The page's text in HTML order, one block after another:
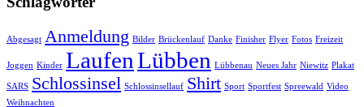
Abgesagt Anmeldung Bilder Brückenlauf Danke Finisher Flyer Fotos Freizeit
Joggen Kinder LaufenLübben Lübbenau Neues Jahr Niewitz Plakat
SARS Schlossinsel Schlossinsellauf Shirt Sport Sportfest Spreewald Video
Weihnachten